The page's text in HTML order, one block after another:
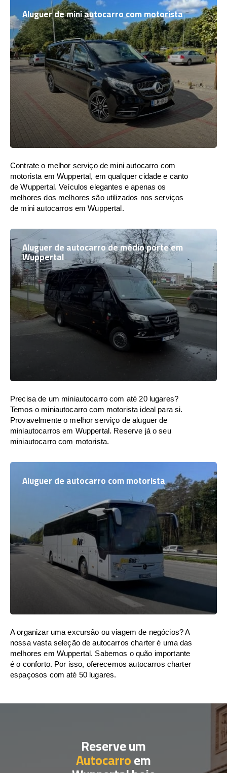
Aluguer de mini autocarro com motorista
Contrate o melhor serviço de mini autocarro com
motorista em Wuppertal, em qualquer cidade e canto
de Wuppertal. Veículos elegantes e apenas os
melhores dos melhores são utilizados nos serviços
de mini autocarros em Wuppertal.
Aluguer de autocarro de médio porte em
Wuppertal
Precisa de um miniautocarro com até 20 lugares?
Temos o miniautocarro com motorista ideal para si.
Provavelmente o melhor serviço de aluguer de
miniautocarros em Wuppertal. Reserve já o seu
miniautocarro com motorista.
Aluguer de autocarro com motorista
A organizar uma excursão ou viagem de negócios? A
nossa vasta seleção de autocarros charter é uma das
melhores em Wuppertal. Sabemos o quão importante
é o conforto. Por isso, oferecemos autocarros charter
espaçosos com até 50 lugares.
Reserve um
Autocarroem